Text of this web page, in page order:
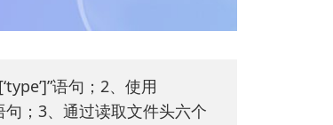
语句；2、使用
；3、通过读取文件头六个